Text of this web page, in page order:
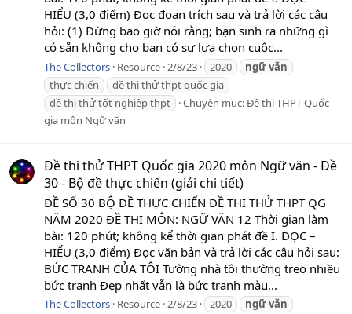
HIỂU (3,0 điểm) Đọc đoạn trích sau và trả lời các câu
hỏi: (1) Đừng bao giờ nói rằng; bạn sinh ra những gì
có sẵn không cho bạn có sự lựa chọn cuộc...
The Collectors Resource 2/8/23 2020 ngữvăn
thực chiến
đề thi thử thpt quốc gia
đề thi thử tốt nghiệp thpt
Chuyên mục:Đề thi THPT Quốc
gia môn Ngữ văn
Đề thi thử THPT Quốc gia 2020 môn Ngữ văn - Đề
30 - Bộ đề thực chiến (giải chi tiết)
ĐỀ SỐ 30 BỘ ĐỀ THỰC CHIẾN ĐỀ THI THỬ THPT QG
NĂM 2020 ĐỀ THI MÔN: NGỮ VĂN 12 Thời gian làm
bài: 120 phút; không kể thời gian phát đề I. ĐỌC –
HIỂU (3,0 điểm) Đọc văn bản và trả lời các câu hỏi sau:
BỨC TRANH CỦA TÔI Tường nhà tôi thường treo nhiều
bức tranh Đẹp nhất vẫn là bức tranh màu...
The Collectors Resource 2/8/23 2020 ngữvăn